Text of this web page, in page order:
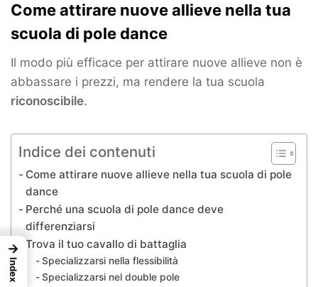
Come attirare nuove allieve nella tua
scuola di pole dance
Il modo più efficace per attirare nuove allieve non è
abbassare i prezzi, ma rendere la tua scuola
riconoscibile.
Indice dei contenuti
Come attirare nuove allieve nella tua scuola di pole
dance
Perché una scuola di pole dance deve
differenziarsi
Trova il tuo cavallo di battaglia
Specializzarsi nella flessibilità
Specializzarsi nel double pole
→
Index